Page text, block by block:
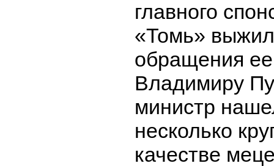
главного
«Томь»
обращения
Владимиру
министр
несколько
качестве